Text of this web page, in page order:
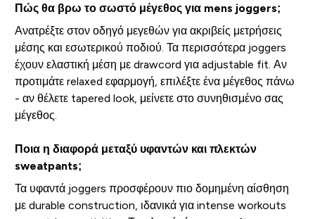
Πώς θα βρω το σωστό μέγεθος για mens joggers;
Ανατρέξτε στον οδηγό μεγεθών για ακριβείς μετρήσεις
μέσης και εσωτερικού ποδιού. Τα περισσότερα joggers
έχουν ελαστική μέση με drawcord για adjustable fit. Αν
προτιμάτε relaxed εφαρμογή, επιλέξτε ένα μέγεθος πάνω
- αν θέλετε tapered look, μείνετε στο συνηθισμένο σας
μέγεθος.
Ποια η διαφορά μεταξύ υφαντών και πλεκτών
sweatpants;
Τα υφαντά joggers προσφέρουν πιο δομημένη αίσθηση
με durable construction, ιδανικά για intense workouts